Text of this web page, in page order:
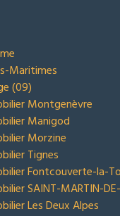
Maritimes
(09)
Montgenèvre
Manigod
Morzine
Tignes
Fontcouverte-la-
SAINT-MARTIN-DE-
Les Deux Alpes